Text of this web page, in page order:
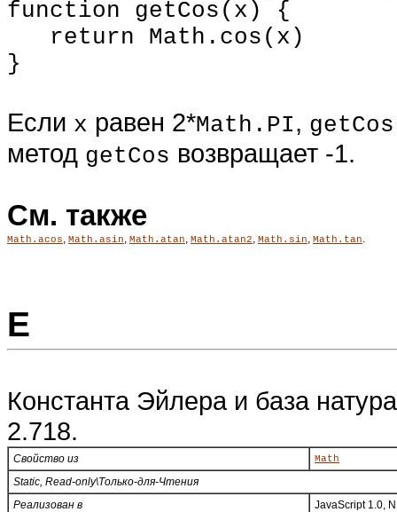
function getCos(x) {
return Math.cos(x)
}
Если x равен 2*Math.PI, getCos
метод getCos возвращает -1.
См. также
Math.acos, Math.asin, Math.atan, Math.atan2, Math.sin, Math.tan.
E
Константа Эйлера и база
2.718.
Свойство из Math
Static, Read-only\Только-для-Чтения
Реализован в
JavaScript 1.0,